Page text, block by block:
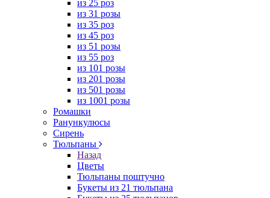
из 25 роз
из 31 розы
из 35 роз
из 45 роз
из 51 розы
из 55 роз
из 101 розы
из 201 розы
из 501 розы
из 1001 розы
Ромашки
Ранункулюсы
Сирень
Тюльпаны
Назад
Цветы
Тюльпаны поштучно
Букеты из 21 тюльпана